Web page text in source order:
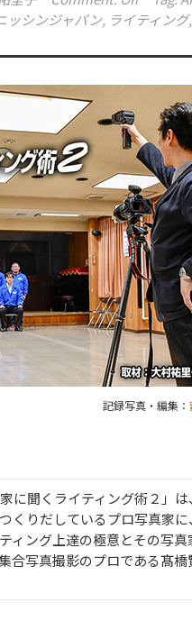
ッシンジャパン, ライティング,
記録写真・編集：
に聞くライティング術２」
くりだしているプロ写真家
ィング上達の極意とその写真
合写真撮影のプロである髙